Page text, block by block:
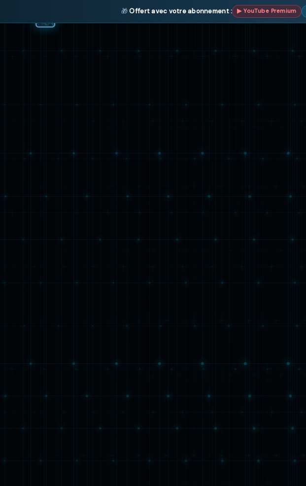
🎁Offert avec votre abonnement : ▶ YouTube Premium